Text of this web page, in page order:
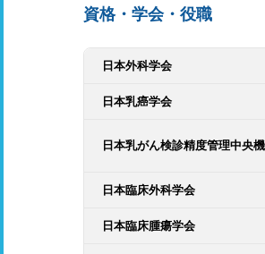
資格・学会・役職
日本外科学会
日本乳癌学会
日本乳がん検診精度管理中央
日本臨床外科学会
日本臨床腫瘍学会